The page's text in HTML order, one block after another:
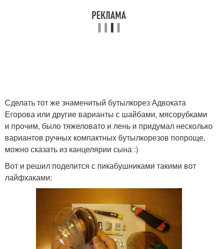
Лента из пластиковых
бутылок
Бутылки в канат
пластиковых бутылок
Клумба из бутылок
Бордюр из
пластиковых бутылок
Пластиковые цвета
Сделать тот же знаменитый бутылкорез Адвоката
Егорова или другие варианты с шайбами, мясорубками
и прочим, было тяжеловато и лень и придумал несколько
вариантов ручных компактных бутылкорезов попроще,
можно сказать из канцелярии сына :)
Вот и решил поделится с пикабушниками такими вот
лайфхаками: